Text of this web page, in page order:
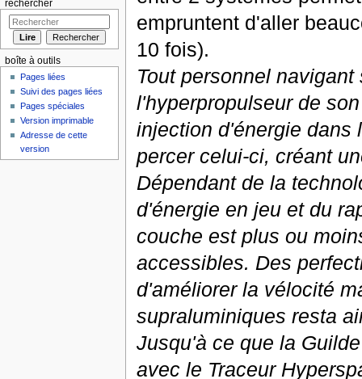
empruntent d'aller
10 fois).
Tout personnel
l'hyperpropulseur de
injection d'énergie dans
percer celui-ci, créant
Dépendant de la
d'énergie en jeu et du
couche est plus ou
accessibles. Des
d'améliorer la vélocité
supraluminiques resta
Jusqu'à ce que la
avec le Traceur
rechercher
boîte à outils
Pages liées
Suivi des pages liées
Pages spéciales
Version imprimable
Adresse de cette
version